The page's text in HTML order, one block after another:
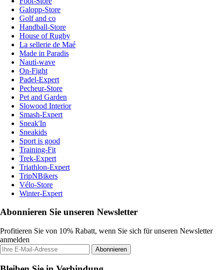
Galopp-Store
Golf and co
Handball-Store
House of Rugby
La sellerie de Maé
Made in Paradis
Nauti-wave
On-Fight
Padel-Expert
Pecheur-Store
Pet and Garden
Slowood Interior
Smash-Expert
Sneak'In
Sneakids
Sport is good
Training-Fit
Trek-Expert
Triathlon-Expert
TripNBikers
Vélo-Store
Winter-Expert
Abonnieren Sie unseren Newsletter
Profitieren Sie von 10% Rabatt, wenn Sie sich für unseren Newsletter
anmelden
Abonnieren